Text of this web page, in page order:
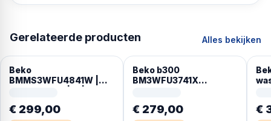
Gerelateerde producten Alles bekijken
Beko
BMMS3WFU4841W |
Display
€ 299,00
Beko b300
BM3WFU3741X
Duits display
€ 279,00 €